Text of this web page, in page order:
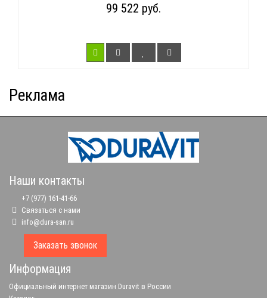
99 522 руб.
Реклама
Наши контакты
+7 (977) 161-41-66
Связаться с нами
info@dura-san.ru
Заказать звонок
Информация
Официальный интернет магазин Duravit в России